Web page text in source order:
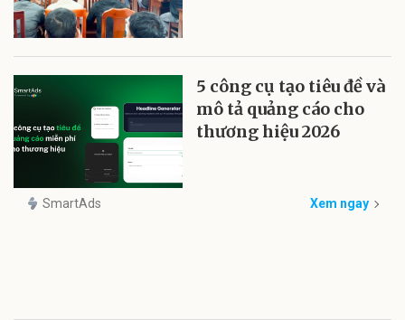
5 công cụ tạo tiêu đề và
mô tả quảng cáo cho
thương hiệu 2026
SmartAds Xem ngay